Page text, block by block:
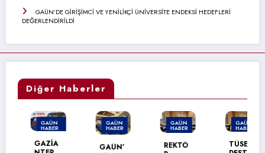
GAÜN’DE GİRİŞİMCİ VE YENİLİKÇİ ÜNİVERSİTE ENDEKSİ HEDEFLERİ
DEĞERLENDİRİLDİ
Diğer Haberler
GAÜN
HABER
MANŞET
GAZİA
GAÜN
HABER
GAÜN’
GAÜN
HABER
REKTÖ
GAÜN
HABER
TÜSEB